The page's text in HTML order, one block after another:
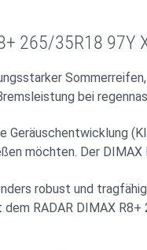
265/35R18 97Y
bei
Geräuschentwicklung
möchten. Der
robust und
RADAR DIMAX